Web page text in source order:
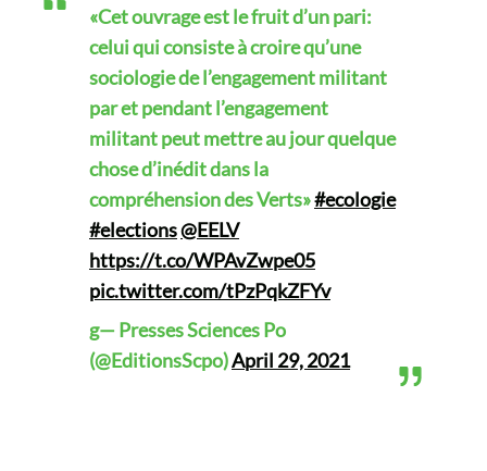
«Cet ouvrage est le fruit d’un pari:
celui qui consiste à croire qu’une
sociologie de l’engagement militant
par et pendant l’engagement
militant peut mettre au jour quelque
chose d’inédit dans la
compréhension des Verts»#ecologie
#elections@EELV
https://t.co/WPAvZwpe05
pic.twitter.com/tPzPqkZFYv
g— Presses Sciences Po
(@EditionsScpo)April 29, 2021